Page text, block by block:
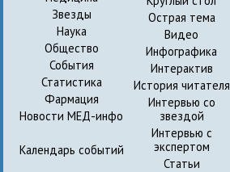
Звезды
Наука
Общество
События
Статистика
Фармация
Новости МЕД-инфо
Календарь событий
Острая тема
Видео
Инфографика
Интерактив
История читателя
Интервью со
звездой
Интервью с
экспертом
Статьи